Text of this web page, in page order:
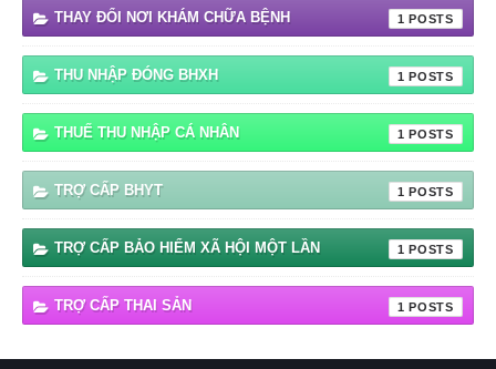
THAY ĐỔI NƠI KHÁM CHỮA BỆNH 1
THU NHẬP ĐÓNG BHXH 1
THUẾ THU NHẬP CÁ NHÂN 1
TRỢ CẤP BHYT 1
TRỢ CẤP BẢO HIỂM XÃ HỘI MỘT LẦN 1
TRỢ CẤP THAI SẢN 1